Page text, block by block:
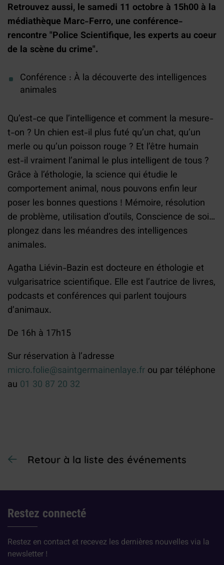
Retrouvez aussi, le samedi 11 octobre à 15h00 à la
médiathèque Marc-Ferro, une conférence-
rencontre "Police Scientifique, les experts au coeur
de la scène du crime".
Conférence : À la découverte des intelligences
animales
Qu’est-ce que l’intelligence et comment la mesure-
t-on ? Un chien est-il plus futé qu’un chat, qu’un
merle ou qu’un poisson rouge ? Et l’être humain
est-il vraiment l’animal le plus intelligent de tous ?
Grâce à l’éthologie, la science qui étudie le
comportement animal, nous pouvons enfin leur
poser les bonnes questions ! Mémoire, résolution
de problème, utilisation d’outils, Conscience de soi…
plongez dans les méandres des intelligences
animales.
Agatha Liévin-Bazin est docteure en éthologie et
vulgarisatrice scientifique. Elle est l’autrice de livres,
podcasts et conférences qui parlent toujours
d’animaux.
De 16h à 17h15
Sur réservation à l’adresse
micro.folie@saintgermainenlaye.fr ou par téléphone
au 01 30 87 20 32
Retour à la liste des événements
Restez connecté
Restez en contact et recevez les dernières nouvelles via la
newsletter !